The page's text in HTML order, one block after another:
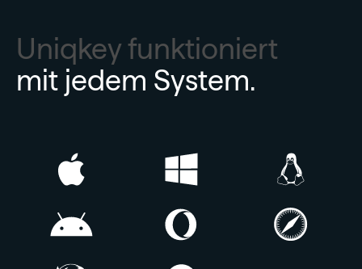
Uniqkey funktioniert
mit jedem System.